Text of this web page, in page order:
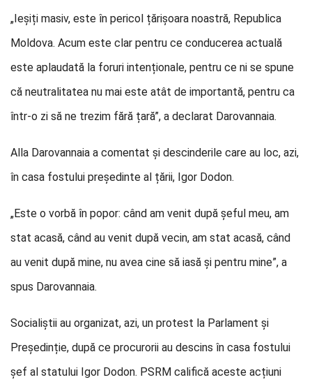
„Ieșiți masiv, este în pericol țărișoara noastră, Republica
Moldova. Acum este clar pentru ce conducerea actuală
este aplaudată la foruri intenționale, pentru ce ni se spune
că neutralitatea nu mai este atât de importantă, pentru ca
într-o zi să ne trezim fără țară”, a declarat Darovannaia.
Alla Darovannaia a comentat și descinderile care au loc, azi,
în casa fostului președinte al țării, Igor Dodon.
„Este o vorbă în popor: când am venit după șeful meu, am
stat acasă, când au venit după vecin, am stat acasă, când
au venit după mine, nu avea cine să iasă și pentru mine”, a
spus Darovannaia.
Socialiștii au organizat, azi, un protest la Parlament și
Președinție, după ce procurorii au descins în casa fostului
șef al statului Igor Dodon. PSRM califică aceste acțiuni